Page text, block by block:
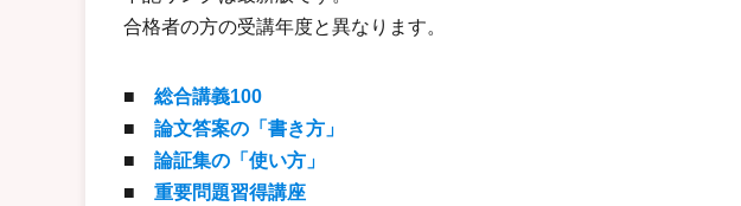
合格者の方の受講年度と異なります。
■ 総合講義100
■ 論文答案の「書き方」
■ 論証集の「使い方」
■ 重要問題習得講座